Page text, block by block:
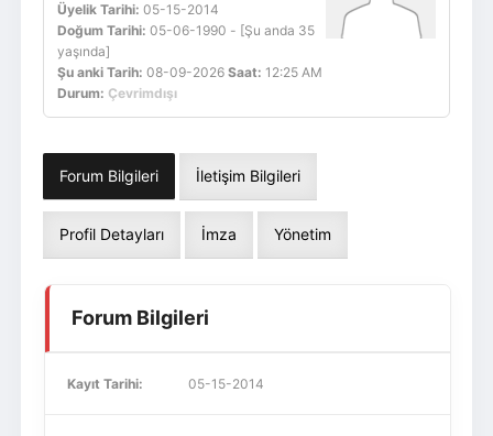
Üyelik Tarihi: 05-15-2014
Doğum Tarihi: 05-06-1990 - [Şu anda 35
yaşında]
Şu anki Tarih: 08-09-2026 Saat: 12:25 AM
Durum: Çevrimdışı
Forum Bilgileri İletişim Bilgileri
Profil Detayları İmza Yönetim
Forum Bilgileri
Kayıt Tarihi: 05-15-2014